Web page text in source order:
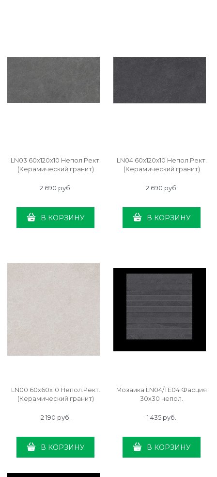
LN03 60x120x10 Непол.Рект.
(Керамический гранит)
2 690 руб.
В КОРЗИНУ
LN04 60x120x10 Непол.Рект.
(Керамический гранит)
2 690 руб.
В КОРЗИНУ
LN00 60x60x10 Непол.Рект.
(Керамический гранит)
2 190 руб.
В КОРЗИНУ
Мозаика LN04/TE04 Фасция
30x30 непол.
1 435 руб.
В КОРЗИНУ